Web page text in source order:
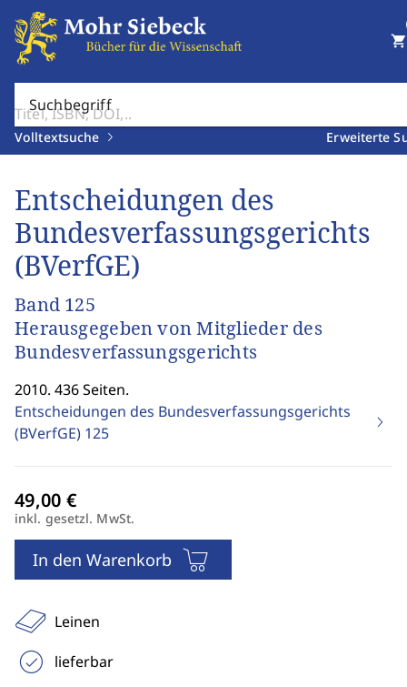
Suchbegriff
Volltextsuche Erweiterte
shopping_cart
Entscheidungen des
Bundesverfassungsgerichts
(BVerfGE)
Band 125
Herausgegeben von Mitglieder des
Bundesverfassungsgerichts
2010. 436 Seiten.
Entscheidungen des Bundesverfassungsgerichts
(BVerfGE) 125
inkl. gesetzl. MwSt.
In den Warenkorb
Leinen
lieferbar